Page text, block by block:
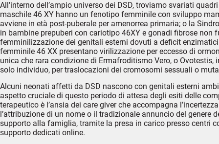
All’interno dell’ampio universo dei DSD, troviamo svariati
maschile 46 XY hanno un fenotipo femminile con sviluppo
avviene in età post-puberale per amenorrea primaria; o la
in bambine prepuberi con cariotipo 46XY e gonadi fibrose
femminilizzazione dei genitali esterni dovuti a deficit
femminile 46 XX presentano virilizzazione per eccesso di
unica che rara condizione di Ermafroditismo Vero, o
solo individuo, per traslocazioni dei cromosomi sessuali o
Alcuni neonati affetti da DSD nascono con genitali esterni
aspetto cruciale di questo periodo di attesa degli esiti delle
terapeutico è l’ansia dei care giver che accompagna
l’attribuzione di un nome o il tradizionale annuncio del
supporto alla famiglia, tramite la presa in carico presso centri
supporto dedicati online.